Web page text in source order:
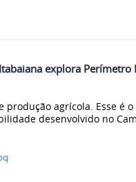
explora Perímetro
produção agrícola. Esse é o
desenvolvido no